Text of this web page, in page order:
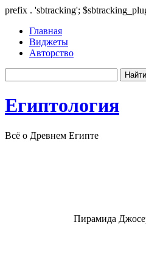
prefix . 'sbtracking';
Главная
Виджеты
Авторство
Египтология
Всё о Древнем Египте
Пирамида